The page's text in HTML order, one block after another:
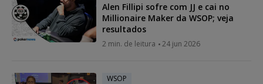
Alen Fillipi sofre com JJ e cai no
Millionaire Maker da WSOP; veja
resultados
2 min. de leitura 24 jun 2026
WSOP